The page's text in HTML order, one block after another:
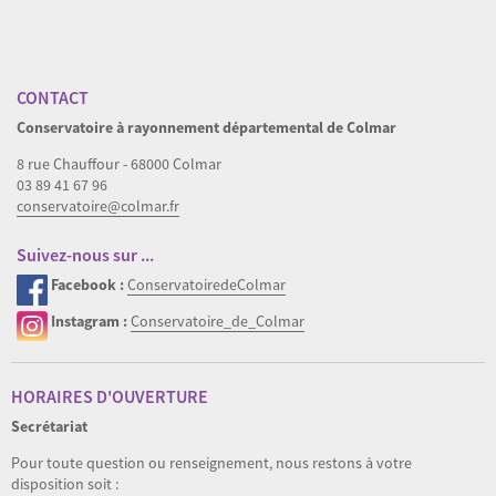
CONTACT
Conservatoire à rayonnement départemental de Colmar
8 rue Chauffour - 68000 Colmar
03 89 41 67 96
conservatoire@colmar.fr
Suivez-nous sur ...
Facebook :ConservatoiredeColmar
Instagram :Conservatoire_de_Colmar
HORAIRES D'OUVERTURE
Secrétariat
Pour toute question ou renseignement, nous restons à votre
disposition soit :